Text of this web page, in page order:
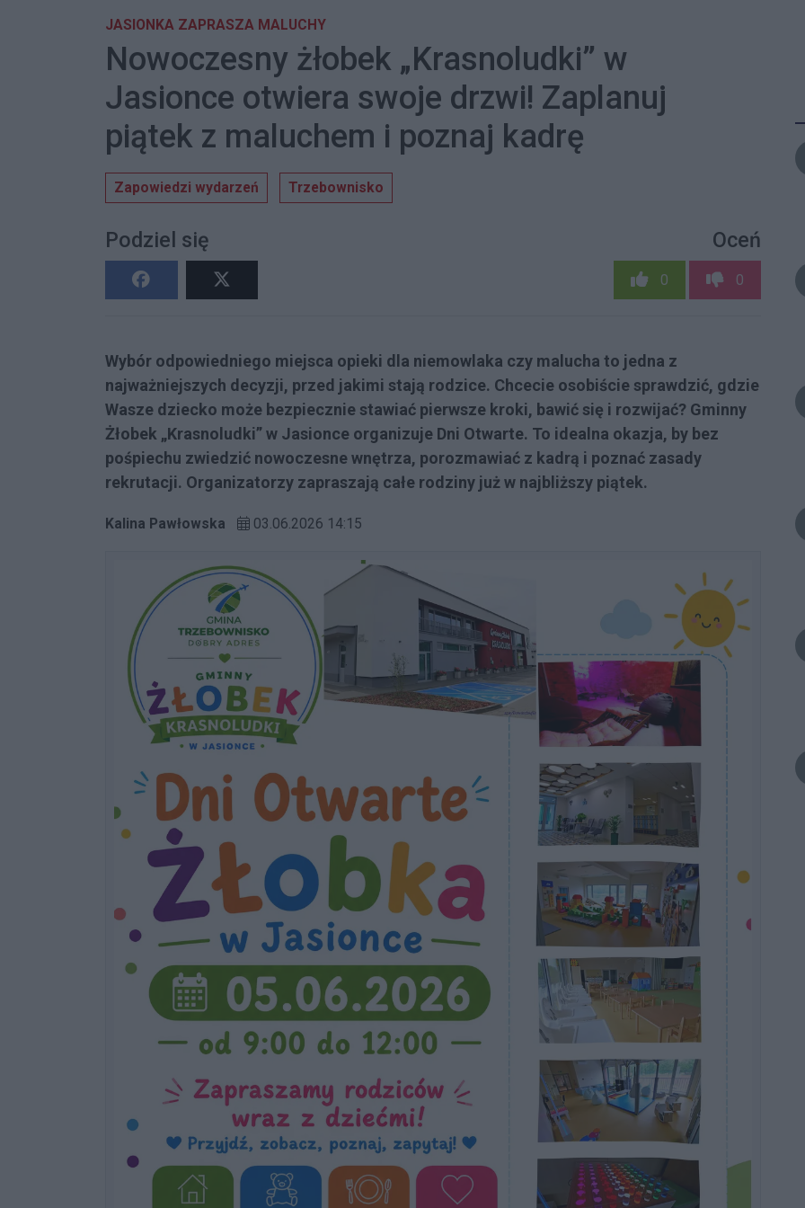
JASIONKA ZAPRASZA MALUCHY
Nowoczesny żłobek „Krasnoludki” w
Jasionce otwiera swoje drzwi! Zaplanuj
piątek z maluchem i poznaj kadrę
Zapowiedzi wydarzeń Trzebownisko
Podziel się Oceń
0 0
Wybór odpowiedniego miejsca opieki dla niemowlaka czy malucha to jedna z
najważniejszych decyzji, przed jakimi stają rodzice. Chcecie osobiście sprawdzić, gdzie
Wasze dziecko może bezpiecznie stawiać pierwsze kroki, bawić się i rozwijać? Gminny
Żłobek „Krasnoludki” w Jasionce organizuje Dni Otwarte. To idealna okazja, by bez
pośpiechu zwiedzić nowoczesne wnętrza, porozmawiać z kadrą i poznać zasady
rekrutacji. Organizatorzy zapraszają całe rodziny już w najbliższy piątek.
Kalina Pawłowska 03.06.2026 14:15